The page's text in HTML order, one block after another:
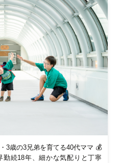
く仕上げます
真の明るさや色合いを丁寧に調
おしゃれで洗練された仕上がり
ほしかった！」と思える一枚に
フの 撮影事例をご覧ください。
3歳の3兄弟を育てる40代ママ 💰
勤続18年、細かな気配りと丁寧